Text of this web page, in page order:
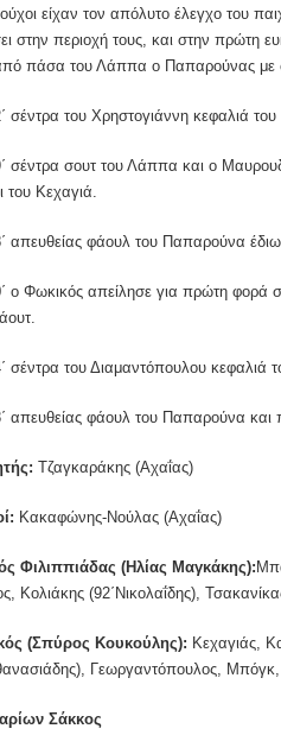
είχαν τον απόλυτο έλεγχο του
στην περιοχή τους, και στην πρώτη
πάσα του Λάππα ο Παπαρούνας με
σέντρα του Χρηστογιάννη κεφαλιά
σέντρα σουτ του Λάππα και ο
του Κεχαγιά.
απευθείας φάουλ του Παπαρούνα
ο Φωκικός απείλησε για πρώτη φορά
σέντρα του Διαμαντόπουλου
απευθείας φάουλ του Παπαρούνα και
Τζαγκαράκης (Αχαΐας)
Κακαφώνης-Νούλας (Αχαΐας)
Φιλιππιάδας (Ηλίας Μαγκάκης):
Κολιάκης (92΄Νικολαΐδης),
(Σπύρος Κουκούλης): Κεχαγιάς,
Γεωργαντόπουλος,
Σάκκος